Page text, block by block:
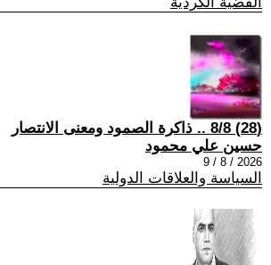
(28) 8/8 .. ذاكرة الصمود ومعنى الانتصار
حسين علي محمود
2026 / 8 / 9
السياسة والعلاقات الدولية